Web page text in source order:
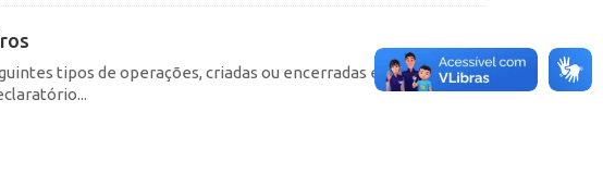
tipos de operações, criadas ou encerradas em cada